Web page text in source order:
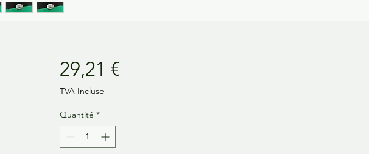
29,21 €Prix
TVA Incluse
Quantité *